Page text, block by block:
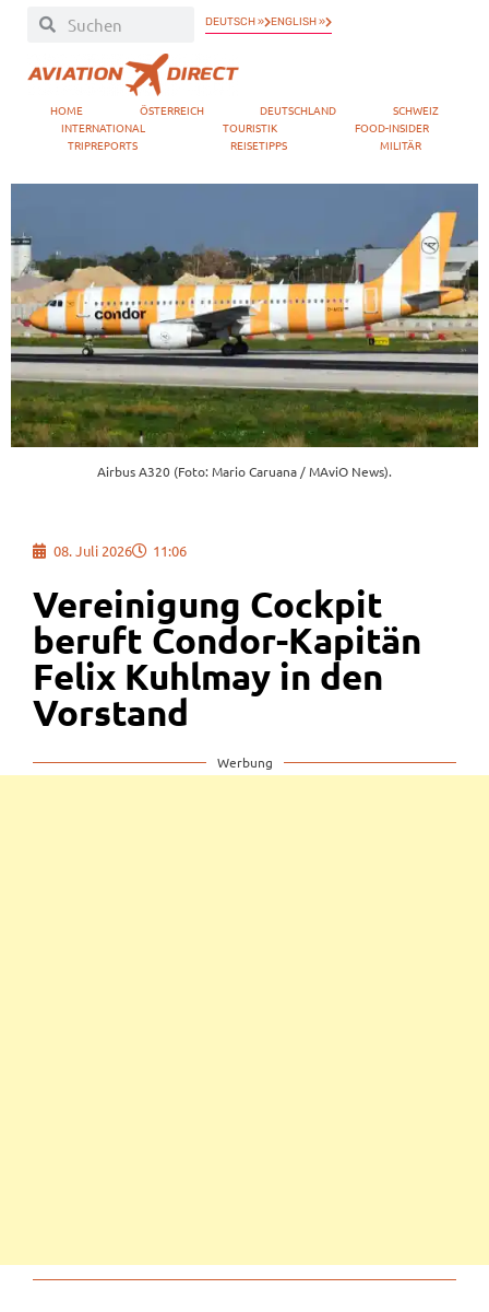
DEUTSCH » ENGLISH »
HOME ÖSTERREICH DEUTSCHLAND
SCHWEIZ
INTERNATIONAL
TOURISTIK
FOOD-INSIDER
TRIPREPORTS
REISETIPPS MILITÄR
Airbus A320 (Foto: Mario Caruana / MAviO News).
08. Juli 2026 11:06
Vereinigung Cockpit
beruft Condor-Kapitän
Felix Kuhlmay in den
Vorstand
Werbung